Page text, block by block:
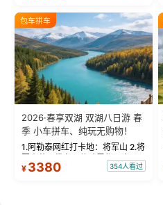
绝美瞬间。 赛湖坦克300跟车视
频：专业摄影师...
包车拼车
2026·春享双湖 双湖八日游 春
季 小车拼车、纯玩无购物！
1.阿勒泰网红打卡地：将军山 2.将
军山落日缆车，体验雪都风光 3.
将军山，夕阳派对，蹦迪party 4.
¥ 3380 354人看过